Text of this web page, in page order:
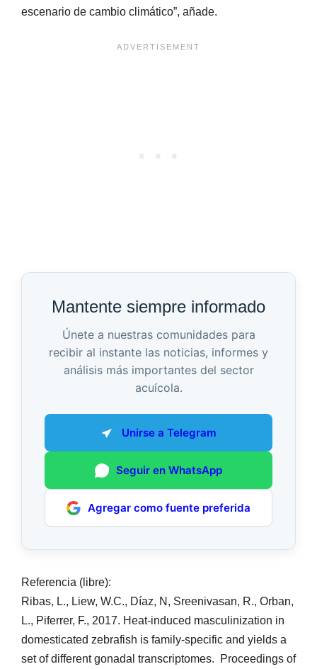
escenario de cambio climático”, añade.
Mantente siempre informado
Únete a nuestras comunidades para
recibir al instante las noticias, informes y
análisis más importantes del sector
acuícola.
Unirse a Telegram
Seguir en WhatsApp
Agregar como fuente preferida
Referencia (libre):
Ribas, L., Liew, W.C., Díaz, N, Sreenivasan, R., Orban,
L., Piferrer, F., 2017. Heat-induced masculinization in
domesticated zebrafish is family-specific and yields a
set of different gonadal transcriptomes. Proceedings of